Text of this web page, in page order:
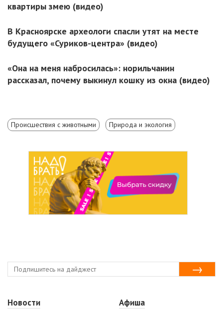
квартиры змею (видео)
В Красноярске археологи спасли утят на месте
будущего «Суриков-центра» (видео)
«Она на меня набросилась»: норильчанин
рассказал, почему выкинул кошку из окна (видео)
Происшествия с животными Природа и экология
Новости
Афиша